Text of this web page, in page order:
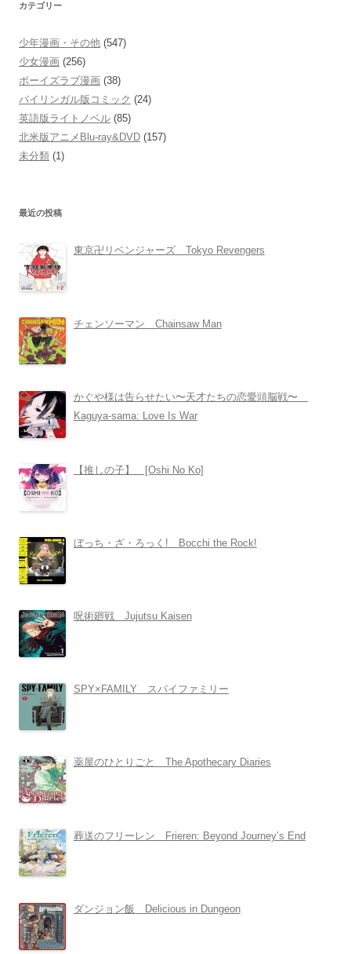
カテゴリー
少年漫画・その他 (547)
少女漫画 (256)
ボーイズラブ漫画 (38)
バイリンガル版コミック (24)
英語版ライトノベル (85)
北米版アニメBlu-ray&DVD (157)
未分類 (1)
最近の投稿
東京卍リベンジャーズ Tokyo Revengers
チェンソーマン Chainsaw Man
かぐや様は告らせたい〜天才たちの恋愛頭脳戦〜
Kaguya-sama: Love Is War
【推しの子】 [Oshi No Ko]
ぼっち・ざ・ろっく! Bocchi the Rock!
呪術廻戦 Jujutsu Kaisen
SPY×FAMILY スパイファミリー
薬屋のひとりごと The Apothecary Diaries
葬送のフリーレン Frieren: Beyond Journey’s End
ダンジョン飯 Delicious in Dungeon